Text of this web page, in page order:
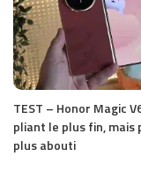
TEST – Honor Magic
pliant le plus fin, mais
plus abouti